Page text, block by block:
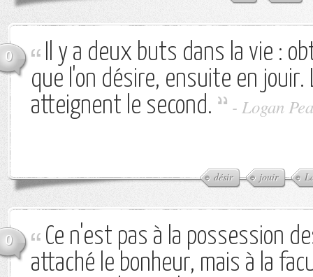
0
Il y a deux buts dans la vie :
que l'on désire, ensuite en jouir.
atteignent le second.
- Logan
désir jouir
0
Ce n'est pas à la possession
attaché le bonheur, mais à la